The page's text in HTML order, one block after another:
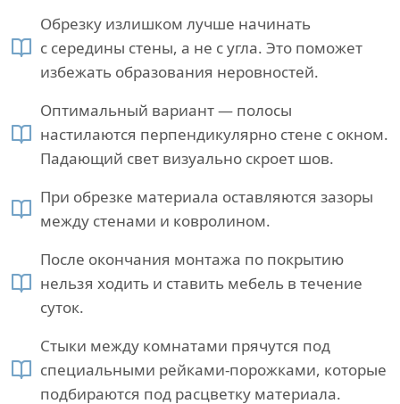
Обрезку излишком лучше начинать
с середины стены, а не с угла. Это поможет
избежать образования неровностей.
Оптимальный вариант — полосы
настилаются перпендикулярно стене с окном.
Падающий свет визуально скроет шов.
При обрезке материала оставляются зазоры
между стенами и ковролином.
После окончания монтажа по покрытию
нельзя ходить и ставить мебель в течение
суток.
Стыки между комнатами прячутся под
специальными рейками-порожками, которые
подбираются под расцветку материала.